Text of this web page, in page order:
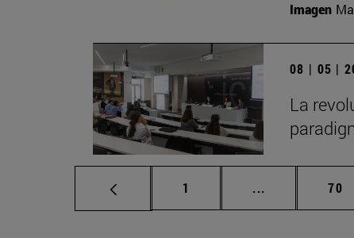
Imagen
08 | 05 |
La
Página
1 ... Páginas 70